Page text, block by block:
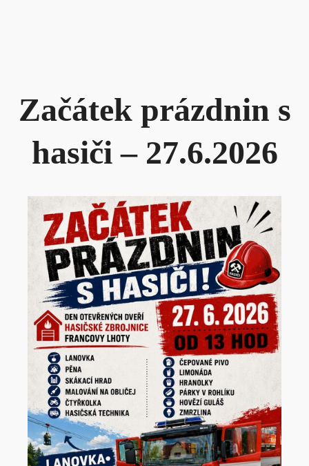
Začátek prázdnin s
hasiči – 27.6.2026